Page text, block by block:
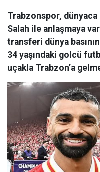
Trabzonspor, dünyaca
Salah ile anlaşmaya
transferi dünya
34 yaşındaki golcü
uçakla Trabzon’a